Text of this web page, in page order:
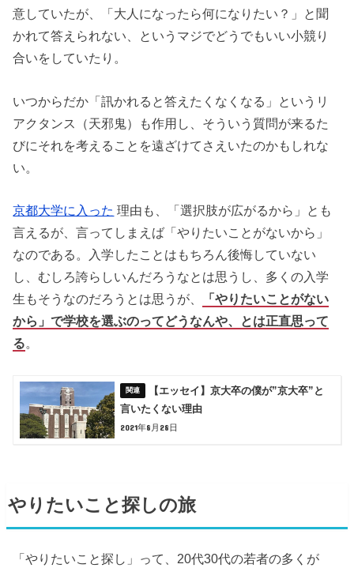
意していたが、「大人になったら何になりたい？」と聞
かれて答えられない、というマジでどうでもいい小競り
合いをしていたり。
いつからだか「訊かれると答えたくなくなる」というリ
アクタンス（天邪鬼）も作用し、そういう質問が来るた
びにそれを考えることを遠ざけてさえいたのかもしれな
い。
京都大学に入った 理由も、「選択肢が広がるから」とも
言えるが、言ってしまえば「やりたいことがないから」
なのである。入学したことはもちろん後悔していない
し、むしろ誇らしいんだろうなとは思うし、多くの入学
生もそうなのだろうとは思うが、
「やりたいことがない
から」で学校を選ぶのってどうなんや、とは正直思って
る。
【エッセイ】京大卒の僕が”京大卒”と
言いたくない理由
2021年8月28日
やりたいこと探しの旅
「やりたいこと探し」って、20代30代の若者の多くが